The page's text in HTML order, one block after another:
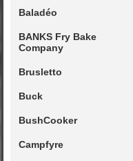
Baladéo
BANKS Fry Bake
Company
Brusletto
Buck
BushCooker
Campfyre